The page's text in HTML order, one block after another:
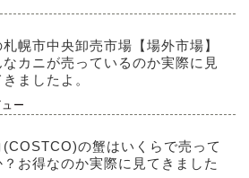
幌市中央卸売市場【場外市場】
なカニが売っているのか実際に見
ましたよ。
ー
(COSTCO)の蟹はいくらで売って
？お得なのか実際に見てきました